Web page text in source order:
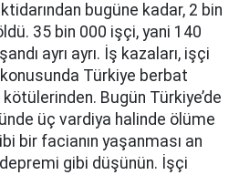
iktidarından bugüne kadar, 2 bin
35 bin 000 işçi, yani 140
ayrı ayrı. İş kazaları, işçi
Türkiye berbat
Bugün Türkiye’de
üç vardiya halinde ölüme
bir facianın yaşanması an
gibi düşünün. İşçi